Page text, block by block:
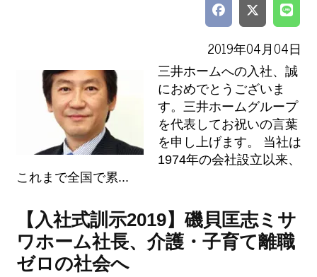
2019年04月04日
三井ホームへの入社、誠
におめでとうございま
す。三井ホームグループ
を代表してお祝いの言葉
を申し上げます。 当社は
1974年の会社設立以来、
これまで全国で累...
【入社式訓示2019】磯貝匡志ミサ
ワホーム社長、介護・子育て離職
ゼロの社会へ